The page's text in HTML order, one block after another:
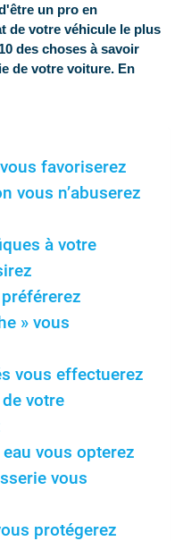
un pro en
de votre véhicule le plus
des choses à savoir
de votre voiture. En
favoriserez
vous n’abuserez
à votre
» vous
vous effectuerez
votre
vous opterez
vous
protégerez